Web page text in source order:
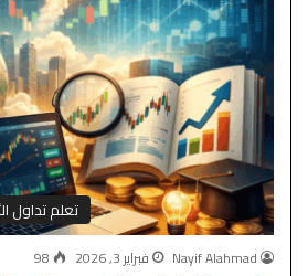
تعلم تداول
Nayif Alahmad فبراير 3, 2026 98